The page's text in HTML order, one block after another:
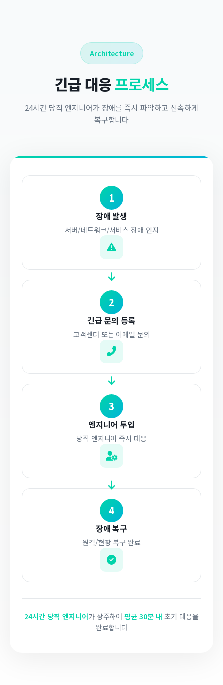
Architecture
긴급 대응프로세스
24시간 당직 엔지니어가 장애를 즉시 파악하고 신속하게
복구합니다
1
장애 발생
서버/네트워크/서비스 장애 인지
2
긴급 문의 등록
고객센터 또는 이메일 문의
3
엔지니어 투입
당직 엔지니어 즉시 대응
4
장애 복구
원격/현장 복구 완료
24시간 당직 엔지니어가 상주하여 평균 30분 내 초기 대응을
완료합니다